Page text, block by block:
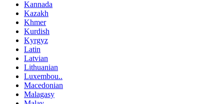
Kannada
Kazakh
Khmer
Kurdish
Kyrgyz
Latin
Latvian
Lithuanian
Luxembou..
Macedonian
Malagasy